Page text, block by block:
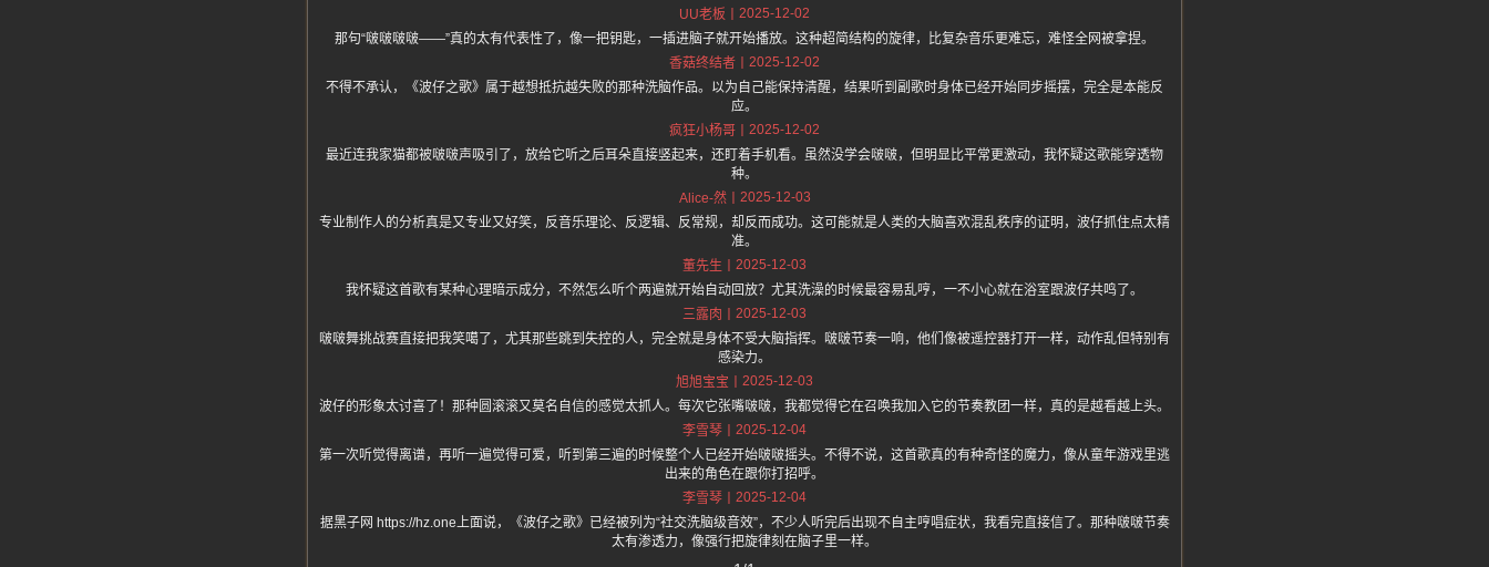
UU老板
2025-12-02
那句“啵啵啵啵——”真的太有代表性了，像一把钥匙，一插进脑子就开始播放。这种超简结构的旋律，比复杂音乐更难忘，难怪全网被拿捏。
香菇终结者
2025-12-02
不得不承认，《波仔之歌》属于越想抵抗越失败的那种洗脑作品。以为自己能保持清醒，结果听到副歌时身体已经开始同步摇摆，完全是本能反
应。
疯狂小杨哥
2025-12-02
最近连我家猫都被啵啵声吸引了，放给它听之后耳朵直接竖起来，还盯着手机看。虽然没学会啵啵，但明显比平常更激动，我怀疑这歌能穿透物
种。
Alice-然
2025-12-03
专业制作人的分析真是又专业又好笑，反音乐理论、反逻辑、反常规，却反而成功。这可能就是人类的大脑喜欢混乱秩序的证明，波仔抓住点太精
准。
董先生
2025-12-03
我怀疑这首歌有某种心理暗示成分，不然怎么听个两遍就开始自动回放？尤其洗澡的时候最容易乱哼，一不小心就在浴室跟波仔共鸣了。
三露肉
2025-12-03
啵啵舞挑战赛直接把我笑噶了，尤其那些跳到失控的人，完全就是身体不受大脑指挥。啵啵节奏一响，他们像被遥控器打开一样，动作乱但特别有
感染力。
旭旭宝宝
2025-12-03
波仔的形象太讨喜了！那种圆滚滚又莫名自信的感觉太抓人。每次它张嘴啵啵，我都觉得它在召唤我加入它的节奏教团一样，真的是越看越上头。
李雪琴
2025-12-04
第一次听觉得离谱，再听一遍觉得可爱，听到第三遍的时候整个人已经开始啵啵摇头。不得不说，这首歌真的有种奇怪的魔力，像从童年游戏里逃
出来的角色在跟你打招呼。
李雪琴
2025-12-04
据黑子网 https://hz.one上面说，《波仔之歌》已经被列为“社交洗脑级音效”，不少人听完后出现不自主哼唱症状，我看完直接信了。那种啵啵节奏
太有渗透力，像强行把旋律刻在脑子里一样。